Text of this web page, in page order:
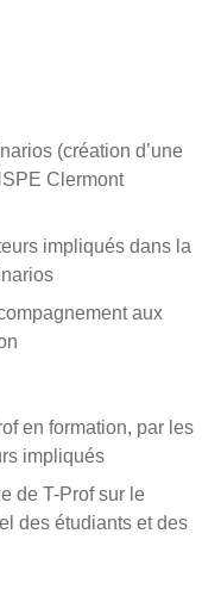
(création d’une
Clermont
impliqués dans la
aux
en formation, par les
impliqués
de T-Prof sur le
des étudiants et des